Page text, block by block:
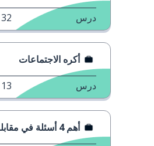
درس 32
أكره الاجتماعات
درس 13
أهم 4 أسئلة في مقابلة العمل